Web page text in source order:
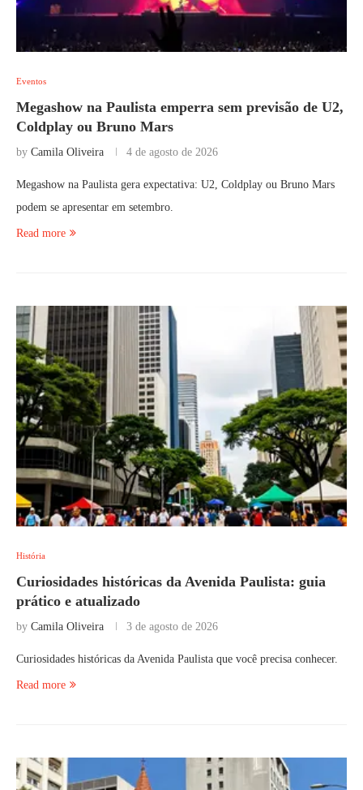
Eventos
Megashow na Paulista emperra sem previsão de U2,
Coldplay ou Bruno Mars
by Camila Oliveira 4 de agosto de 2026
Megashow na Paulista gera expectativa: U2, Coldplay ou Bruno Mars
podem se apresentar em setembro.
Read more
História
Curiosidades históricas da Avenida Paulista: guia
prático e atualizado
by Camila Oliveira 3 de agosto de 2026
Curiosidades históricas da Avenida Paulista que você precisa conhecer.
Read more